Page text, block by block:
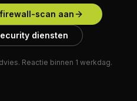
scan aan
diensten
Reactie binnen 1 werkdag.